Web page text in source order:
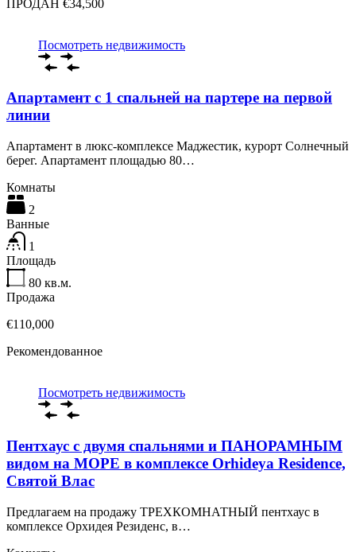
ПРОДАН €34,500
Посмотреть недвижимость
Апартамент с 1 спальней на партере на первой
линии
Апартамент в люкс-комплексе Маджестик, курорт Солнечный
берег. Апартамент площадью 80…
Комнаты
2
Ванные
1
Площадь
80 кв.м.
Продажа
€110,000
Рекомендованное
Посмотреть недвижимость
Пентхаус с двумя спальнями и ПАНОРАМНЫМ
видом на МОРЕ в комплексе Orhideya Residence,
Святой Влас
Предлагаем на продажу ТРЕХКОМНАТНЫЙ пентхаус в
комплексе Орхидея Резиденс, в…